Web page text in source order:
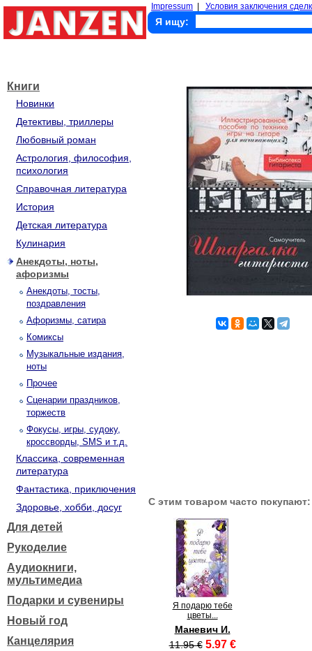
Impressum Условия заключения
Я ищу:
Книги
Новинки
Детективы, триллеры
Любовный роман
Астрология, философия,
психология
Справочная литература
История
Детская литература
Кулинария
Анекдоты, ноты,
афоризмы
Анекдоты, тосты,
поздравления
Афоризмы, сатира
Комиксы
Музыкальные издания,
ноты
Прочее
Сценарии праздников,
торжеств
Фокусы, игры, судоку,
кроссворды, SMS и т.д.
Классика, современная
литература
Фантастика, приключения
Здоровье, хобби, досуг
Для детей
Рукоделие
Аудиокниги,
мультимедиа
Подарки и сувениры
Новый год
Канцелярия
С этим товаром часто покупают:
Я подарю тебе
цветы...
Маневич И.
11.95 € 5.97 €